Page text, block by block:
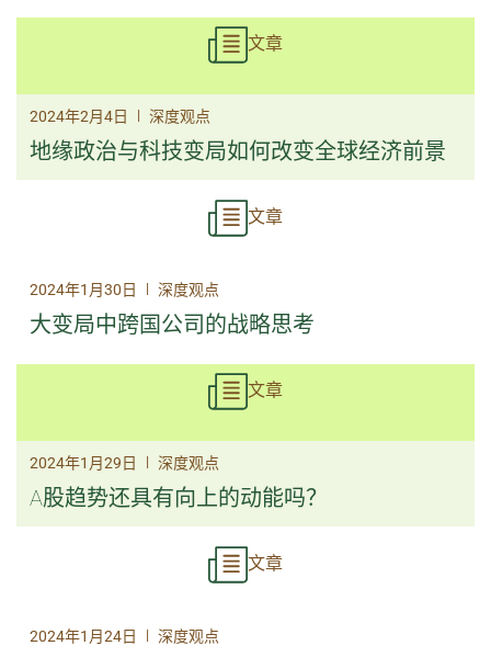
文章
2024年2月4日 | 深度观点
地缘政治与科技变局如何改变全球经济前景
文章
2024年1月30日 | 深度观点
大变局中跨国公司的战略思考
文章
2024年1月29日 | 深度观点
A股趋势还具有向上的动能吗？
文章
2024年1月24日 | 深度观点